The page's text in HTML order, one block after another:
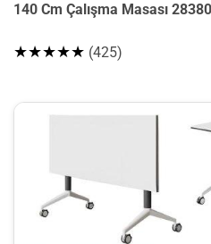
140 Cm Çalışma Masası
★★★★★ (425)